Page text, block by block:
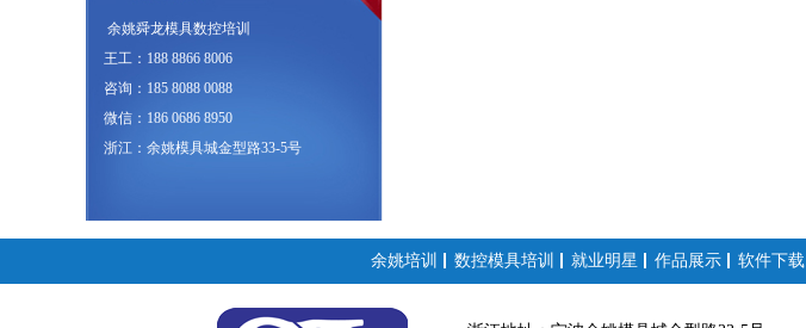
余姚舜龙模具数控培训
王工：188 8866 8006
咨询：185 8088 0088
微信：186 0686 8950
浙江：余姚模具城金型路33-5号
余姚培训 数控模具培训 就业明星 作品展示 软件下载